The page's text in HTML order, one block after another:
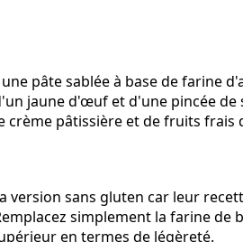
pâte sablée à base de farine
jaune d'œuf et d'une pincée de
crème pâtissière et de fruits frais
sans gluten car leur
simplement la farine de
en termes de légèreté.